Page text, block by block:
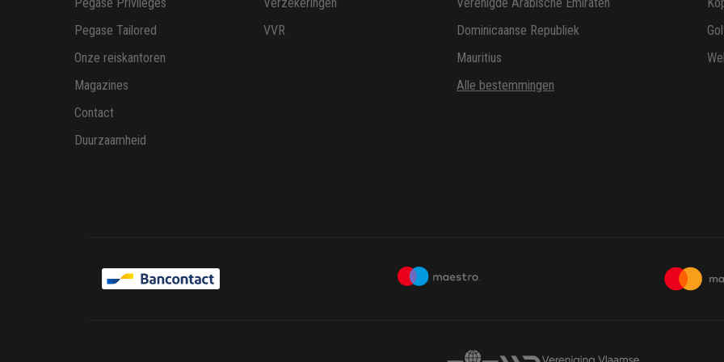
Pegase Tailored
Onze reiskantoren
Magazines
Contact
Duurzaamheid
VVR
Dominicaanse Republiek
Mauritius
Alle bestemmingen